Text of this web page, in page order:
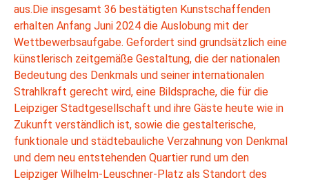
aus.Die insgesamt 36 bestätigten Kunstschaffenden
erhalten Anfang Juni 2024 die Auslobung mit der
Wettbewerbsaufgabe. Gefordert sind grundsätzlich eine
künstlerisch zeitgemäße Gestaltung, die der nationalen
Bedeutung des Denkmals und seiner internationalen
Strahlkraft gerecht wird, eine Bildsprache, die für die
Leipziger Stadtgesellschaft und ihre Gäste heute wie in
Zukunft verständlich ist, sowie die gestalterische,
funktionale und städtebauliche Verzahnung von Denkmal
und dem neu entstehenden Quartier rund um den
Leipziger Wilhelm-Leuschner-Platz als Standort des